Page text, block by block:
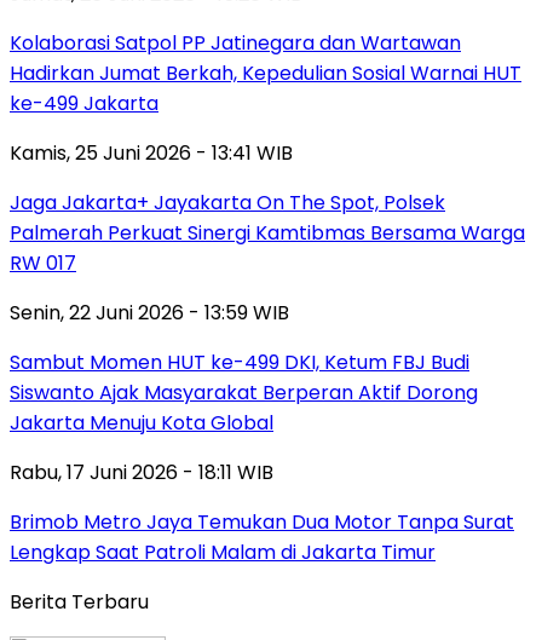
Kolaborasi Satpol PP Jatinegara dan Wartawan
Hadirkan Jumat Berkah, Kepedulian Sosial Warnai HUT
ke-499 Jakarta
Kamis, 25 Juni 2026 - 13:41 WIB
Jaga Jakarta+ Jayakarta On The Spot, Polsek
Palmerah Perkuat Sinergi Kamtibmas Bersama Warga
RW 017
Senin, 22 Juni 2026 - 13:59 WIB
Sambut Momen HUT ke-499 DKI, Ketum FBJ Budi
Siswanto Ajak Masyarakat Berperan Aktif Dorong
Jakarta Menuju Kota Global
Rabu, 17 Juni 2026 - 18:11 WIB
Brimob Metro Jaya Temukan Dua Motor Tanpa Surat
Lengkap Saat Patroli Malam di Jakarta Timur
Berita Terbaru